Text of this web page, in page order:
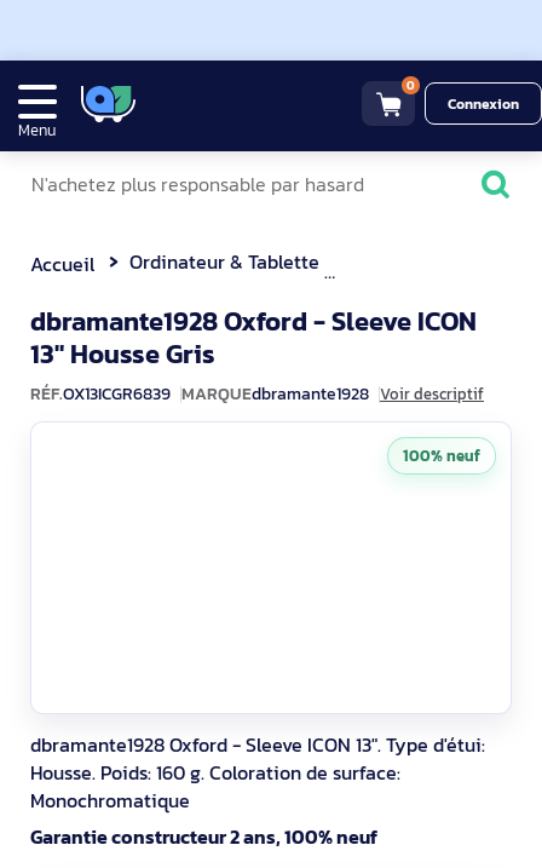
Menu
0
Connexion
Accueil Ordinateur & Tablette
dbramante1928 Oxford - Sleeve ICON
13" Housse Gris
RÉF.OX13ICGR6839 MARQUEdbramante1928 Voir descriptif
dbramante1928 Oxford - Sleeve ICON 13". Type d'étui:
Housse. Poids: 160 g. Coloration de surface:
Monochromatique
Garantie constructeur 2 ans, 100% neuf
100% neuf